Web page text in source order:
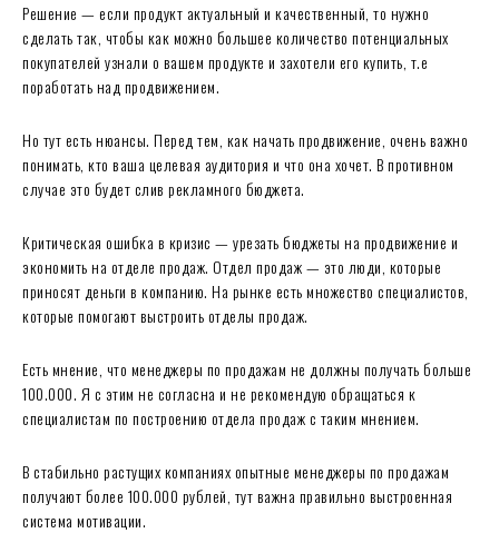
Решение — если продукт актуальный и качественный, то нужно
сделать так, чтобы как можно большее количество потенциальных
покупателей узнали о вашем продукте и захотели его купить, т.е
поработать над продвижением.
Но тут есть нюансы. Перед тем, как начать продвижение, очень важно
понимать, кто ваша целевая аудитория и что она хочет. В противном
случае это будет слив рекламного бюджета.
Критическая ошибка в кризис — урезать бюджеты на продвижение и
экономить на отделе продаж. Отдел продаж — это люди, которые
приносят деньги в компанию. На рынке есть множество специалистов,
которые помогают выстроить отделы продаж.
Есть мнение, что менеджеры по продажам не должны получать больше
100.000. Я с этим не согласна и не рекомендую обращаться к
специалистам по построению отдела продаж с таким мнением.
В стабильно растущих компаниях опытные менеджеры по продажам
получают более 100.000 рублей, тут важна правильно выстроенная
система мотивации.